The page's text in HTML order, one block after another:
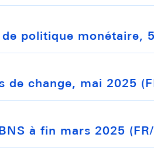
politique monétaire,
change, mai 2025
à fin mars 2025 (FR/